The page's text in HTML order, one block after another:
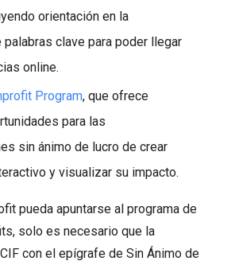
orientación en la
clave para poder llegar
online.
Program, que ofrece
para las
sin ánimo de lucro de crear
y visualizar su impacto.
pueda apuntarse al programa de
solo es necesario que la
con el epígrafe de Sin Ánimo de